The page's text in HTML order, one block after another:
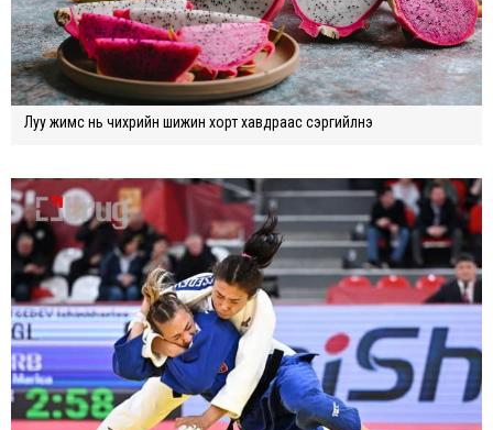
Луу жимс нь чихрийн шижин хорт хавдраас сэргийлнэ